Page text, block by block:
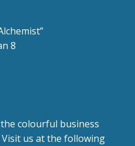
8
colourful business
Visit us at the following